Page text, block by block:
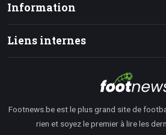
Information
Liens internes
Footnews.be est le plus grand site de
rien et soyez le premier à lire les